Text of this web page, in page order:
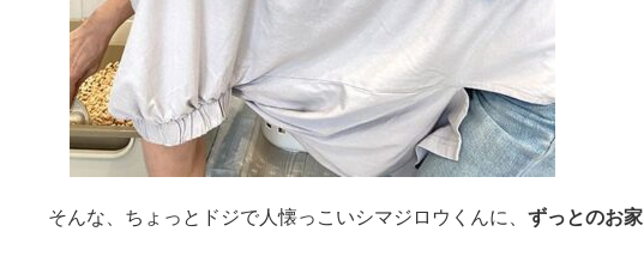
そんな、ちょっとドジで人懐っこいシマジロウくんに、 ずっとのお家